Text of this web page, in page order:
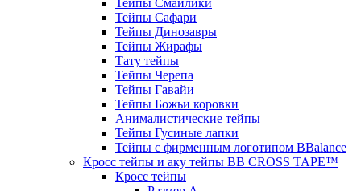
Тейпы Смайлики
Тейпы Сафари
Тейпы Динозавры
Тейпы Жирафы
Тату тейпы
Тейпы Черепа
Тейпы Гавайи
Тейпы Божьи коровки
Анималистические тейпы
Тейпы Гусиные лапки
Тейпы с фирменным логотипом BBalance
Кросс тейпы и аку тейпы BB CROSS TAPE™
Кросс тейпы